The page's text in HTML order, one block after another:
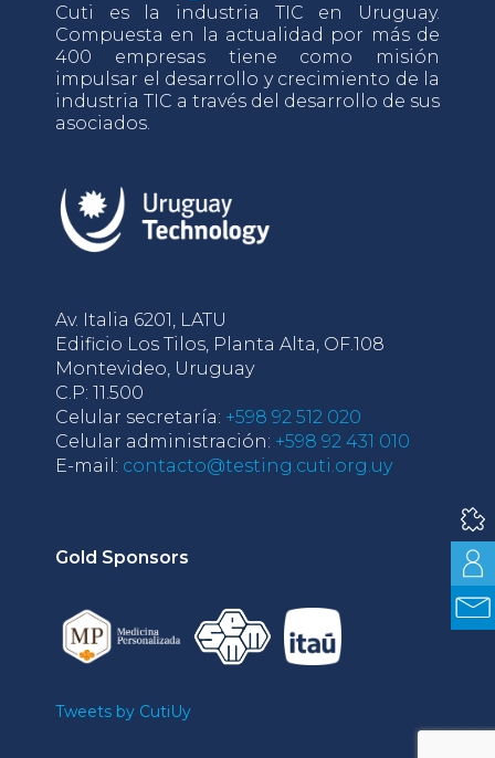
Cuti es la industria TIC en Uruguay.
Compuesta en la actualidad por más de
400 empresas tiene como misión
impulsar el desarrollo y crecimiento de la
industria TIC a través del desarrollo de sus
asociados.
Av. Italia 6201, LATU
Edificio Los Tilos, Planta Alta, OF.108
Montevideo, Uruguay
C.P: 11.500
Celular secretaría: +598 92 512 020
Celular administración: +598 92 431 010
E-mail: contacto@testing.cuti.org.uy
Gold Sponsors
Tweets by CutiUy